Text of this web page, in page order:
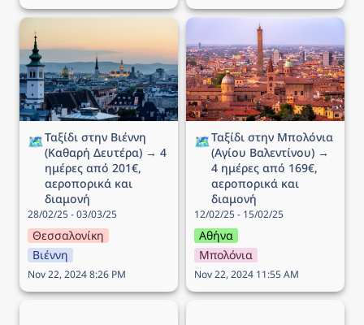
Ταξίδι στην Βιέννη
(Καθαρή Δευτέρα) → 4
ημέρες από 201€,
αεροπορικά και διαμονή
🗺️Ταξίδι στην Βιέννη
(Καθαρή Δευτέρα) → 4
ημέρες από 201€,
αεροπορικά και
διαμονή
28/02/25 - 03/03/25
Θεσσαλονίκη
Βιέννη
Nov 22, 2024 8:26 PM
Ταξίδι στην Μπολόνια
(Αγίου Βαλεντίνου) → 4
ημέρες από 169€,
αεροπορικά και διαμονή
🗺️Ταξίδι στην Μπολόνια
(Αγίου Βαλεντίνου) →
4 ημέρες από 169€,
αεροπορικά και
διαμονή
12/02/25 - 15/02/25
Αθήνα
Μπολόνια
Nov 22, 2024 11:55 AM